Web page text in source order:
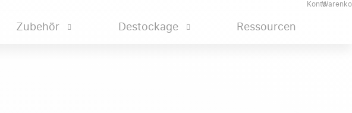
Zubehör Destockage Ressourcen